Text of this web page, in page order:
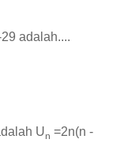
adalah....
Un =2n(n -